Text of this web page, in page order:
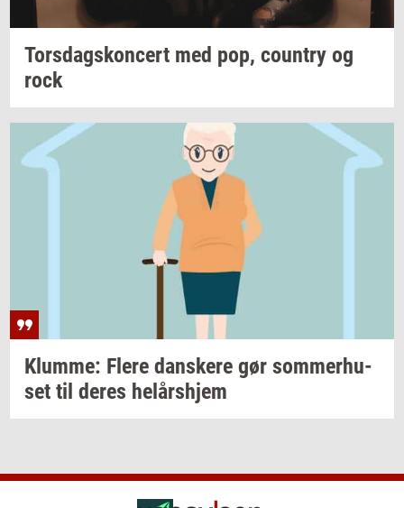
Tors­dags­kon­cert med pop, co­un­try og
rock
Klum­me: Flere dan­ske­re gør som­mer­hu­
set til deres helårs­hjem